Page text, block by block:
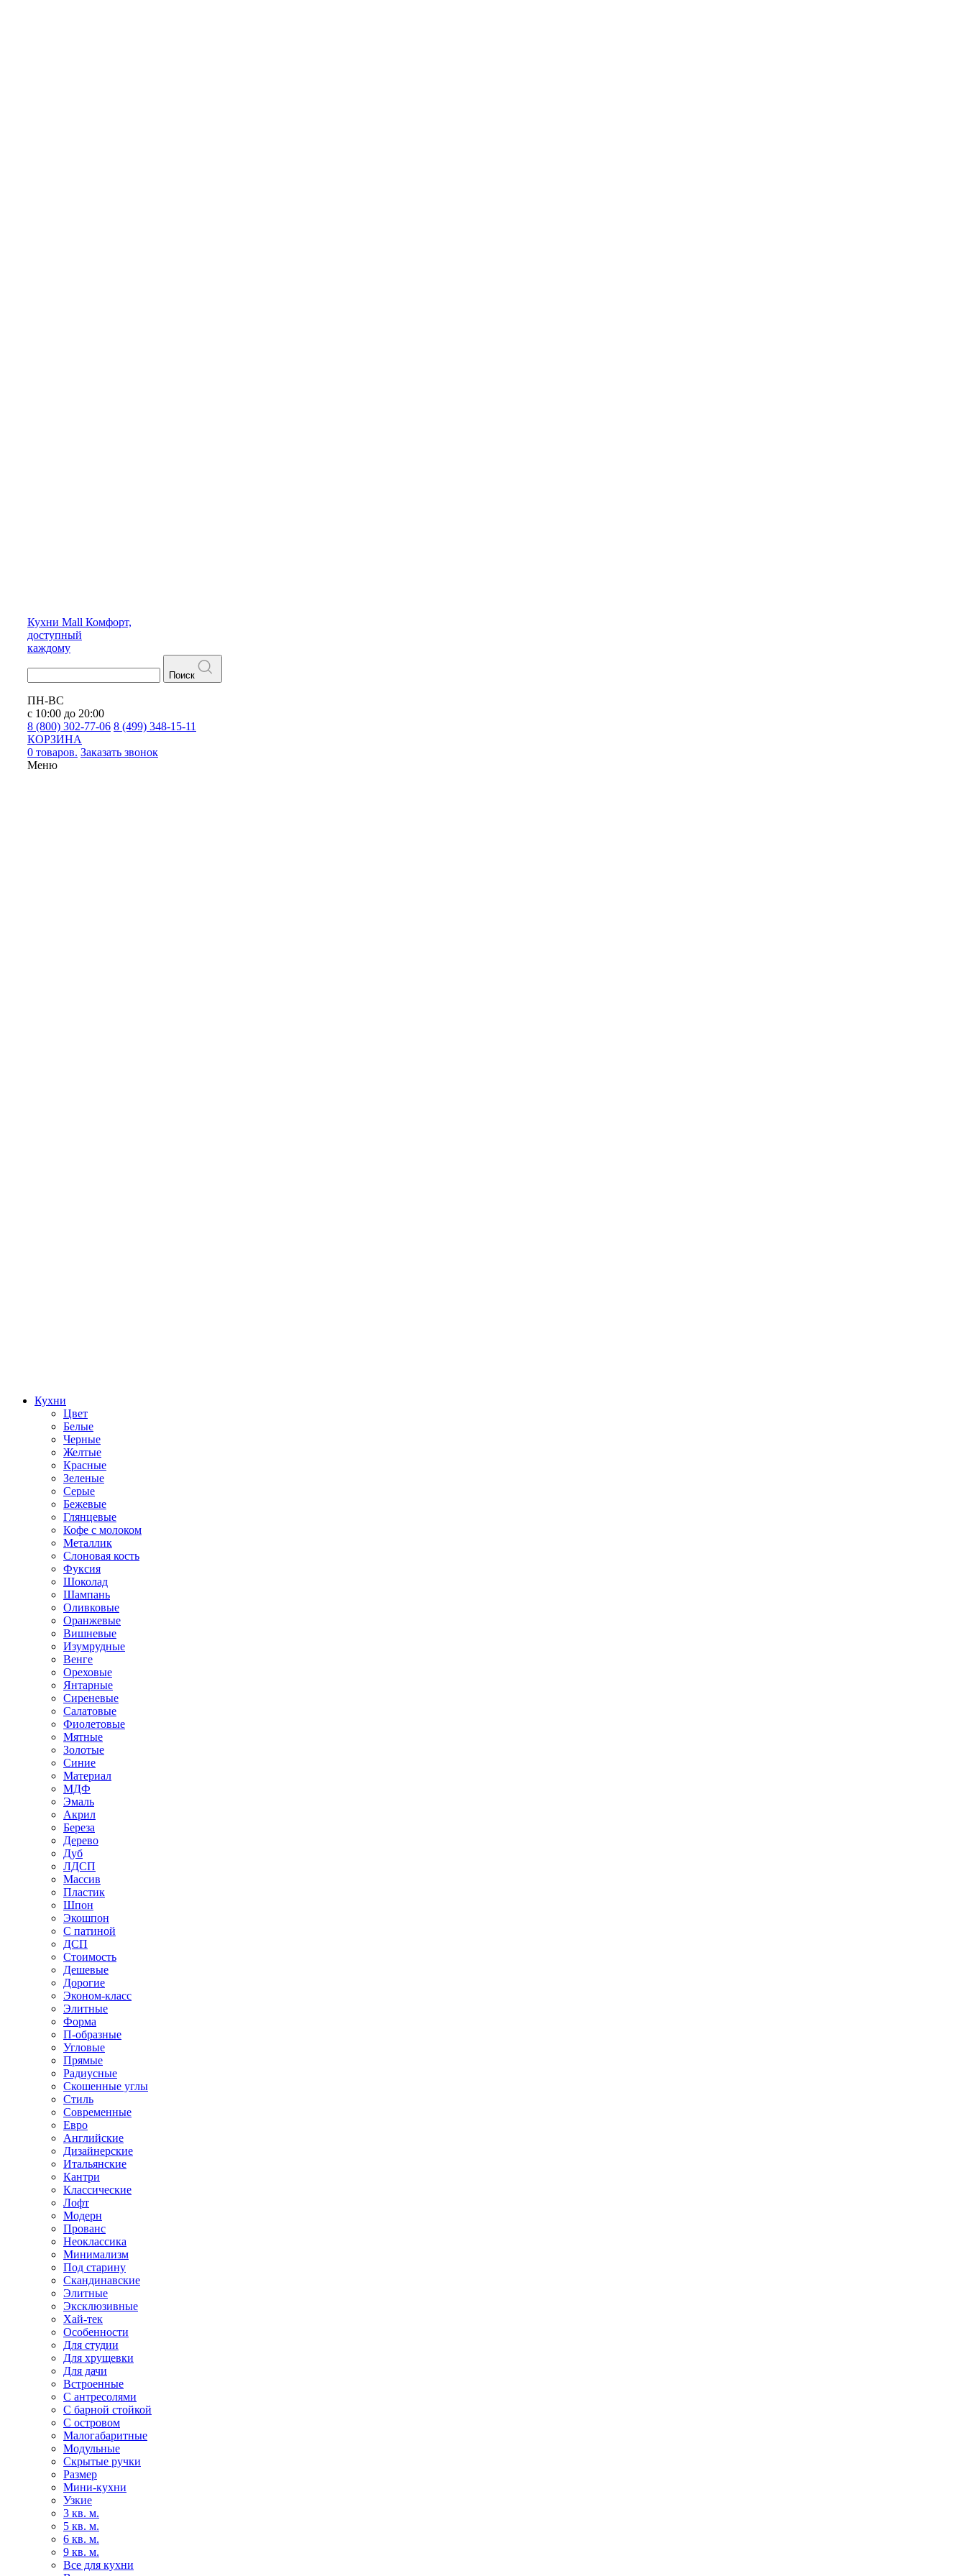
Кухни Mall Комфорт,
доступный
каждому
Поиск
ПН-ВС
с 10:00 до 20:00
8 (800) 302-77-06 8 (499) 348-15-11
КОРЗИНА
0 товаров. Заказать звонок
Меню
Кухни
Цвет
Белые
Черные
Желтые
Красные
Зеленые
Серые
Бежевые
Глянцевые
Кофе с молоком
Металлик
Слоновая кость
Фуксия
Шоколад
Шампань
Оливковые
Оранжевые
Вишневые
Изумрудные
Венге
Ореховые
Янтарные
Сиреневые
Салатовые
Фиолетовые
Мятные
Золотые
Синие
Материал
МДФ
Эмаль
Акрил
Береза
Дерево
Дуб
ЛДСП
Массив
Пластик
Шпон
Экошпон
С патиной
ДСП
Стоимость
Дешевые
Дорогие
Эконом-класс
Элитные
Форма
П-образные
Угловые
Прямые
Радиусные
Скошенные углы
Стиль
Современные
Евро
Английские
Дизайнерские
Итальянские
Кантри
Классические
Лофт
Модерн
Прованс
Неоклассика
Минимализм
Под старину
Скандинавские
Элитные
Эксклюзивные
Хай-тек
Особенности
Для студии
Для хрущевки
Для дачи
Встроенные
С антресолями
С барной стойкой
С островом
Малогабаритные
Модульные
Скрытые ручки
Размер
Мини-кухни
Узкие
3 кв. м.
5 кв. м.
6 кв. м.
9 кв. м.
Все для кухни